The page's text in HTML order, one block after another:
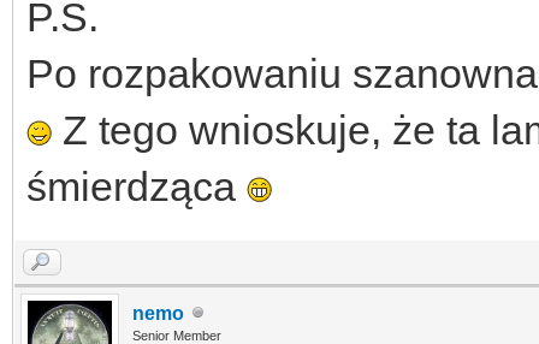
P.S.
Po rozpakowaniu
Z tego wnioskuje, że ta
śmierdząca
nemo
Senior Member